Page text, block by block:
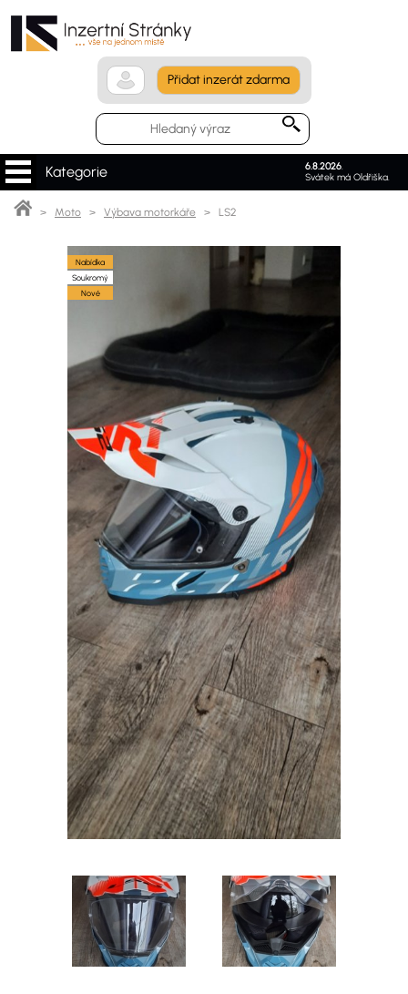
Přidat inzerát zdarma
6.8.2026.
Svátek má Oldřiška.
Kategorie
> Moto > Výbava motorkáře > LS2
Nabídka
Soukromý
Nové